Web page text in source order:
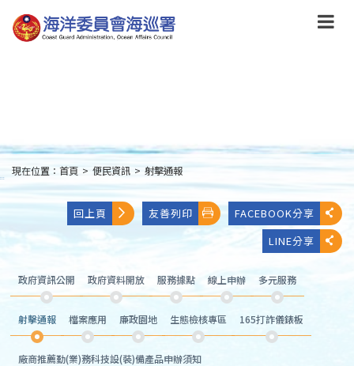
到
主
:::
現在位置： 首頁 > 便民資訊 > 射擊通報
回上頁 友善列印
FACEBOOK分享
LINE分享
政府資訊公開 政府資料開放 服務據點 線上申辦 多元服務
射擊通報 檔案應用 廉政園地 生態檢核專區 165打詐儀錶板
廠商推薦勤(業)務科技設(裝)備產品申辦須知